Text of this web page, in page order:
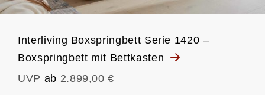
Interliving Boxspringbett Serie 1420 –
Boxspringbett mit Bettkasten
UVP ab 2.899,00 €